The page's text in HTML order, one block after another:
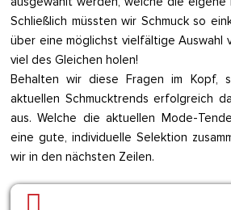
Schließlich müssten wir Schmuck so
über eine möglichst vielfältige Auswahl
viel des Gleichen holen!
Behalten wir diese Fragen im Kopf,
aktuellen Schmucktrends erfolgreich
aus. Welche die aktuellen Mode-
eine gute, individuelle Selektion
wir in den nächsten Zeilen.